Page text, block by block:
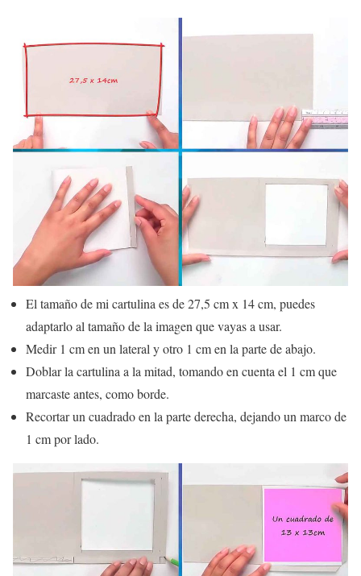
El tamaño de mi cartulina es de 27,5 cm x 14 cm, puedes
adaptarlo al tamaño de la imagen que vayas a usar.
Medir 1 cm en un lateral y otro 1 cm en la parte de abajo.
Doblar la cartulina a la mitad, tomando en cuenta el 1 cm que
marcaste antes, como borde.
Recortar un cuadrado en la parte derecha, dejando un marco de
1 cm por lado.